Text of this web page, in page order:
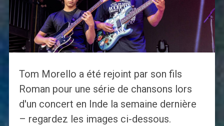
Tom Morello a été rejoint par son fils
Roman pour une série de chansons lors
d'un concert en Inde la semaine dernière
– regardez les images ci-dessous.